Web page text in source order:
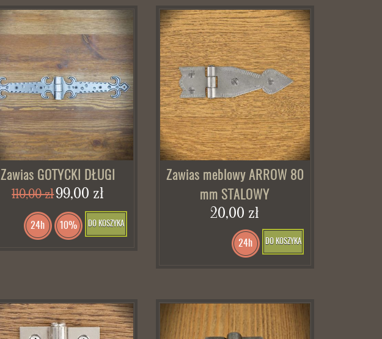
Zawias GOTYCKI DŁUGI
110,00 zł99,00 zł
DO KOSZYKA
24h 10%
Zawias meblowy ARROW 80
mm STALOWY
20,00 zł
DO KOSZYKA
24h